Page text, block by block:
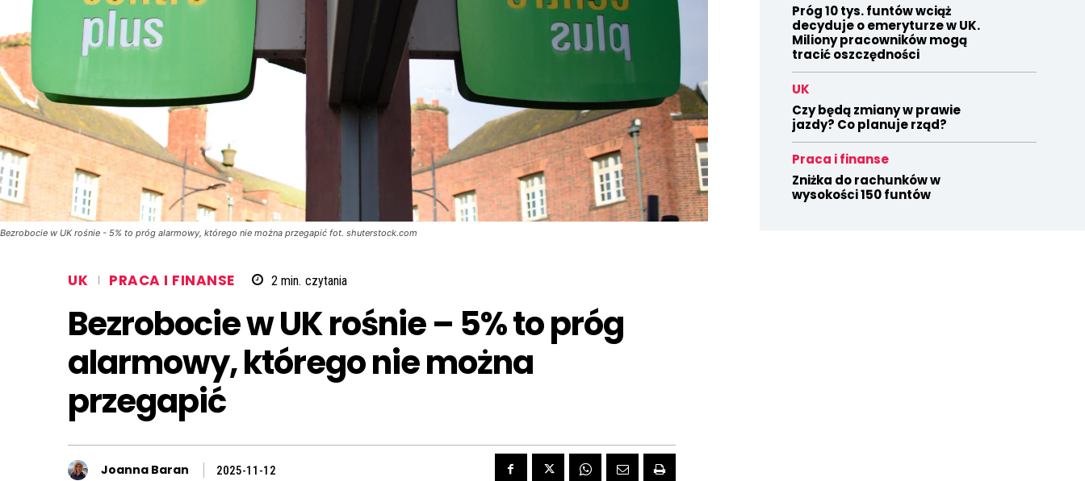
Bezrobocie w UK rośnie - 5% to próg alarmowy, którego nie można przegapić fot. shuterstock.com
UK PRACA I FINANSE 2 min. czytania
Bezrobocie w UK rośnie – 5% to próg
alarmowy, którego nie można
przegapić
Joanna Baran 2025-11-12
Próg 10 tys. funtów wciąż
decyduje o emeryturze w UK.
Miliony pracowników mogą
tracić oszczędności
UK
Czy będą zmiany w prawie
jazdy? Co planuje rząd?
Praca i finanse
Zniżka do rachunków w
wysokości 150 funtów